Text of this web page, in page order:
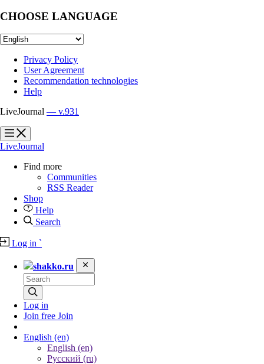
CHOOSE LANGUAGE
Privacy Policy
User Agreement
Recommendation technologies
Help
LiveJournal — v.931
?
?
LiveJournal
Find more
Communities
RSS Reader
Shop
Help
Search
Log in `
shakko.ru
Log in
Join free Join
English (en)
English (en)
Русский (ru)